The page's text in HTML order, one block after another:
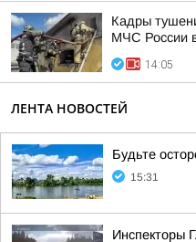
Кадры
МЧС России
14:05
ЛЕНТА НОВОСТЕЙ
Будьте
15:31
Инспекторы